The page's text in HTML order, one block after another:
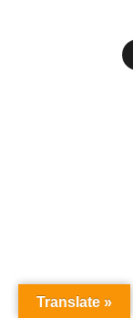
Translate »